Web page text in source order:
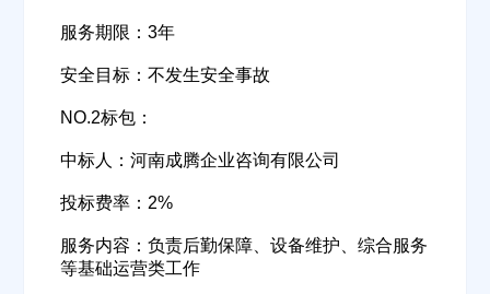
服务期限：3年
安全目标：不发生安全事故
NO.2标包：
中标人：河南成腾企业咨询有限公司
投标费率：2%
服务内容：负责后勤保障、设备维护、综合服务
等基础运营类工作